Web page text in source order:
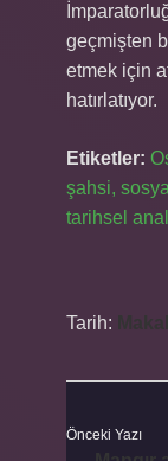
geçmişten
etmek için
hatırlatıyor.
Etiketler:
şahsi,
tarihsel
Tarih:
Önceki Yazı